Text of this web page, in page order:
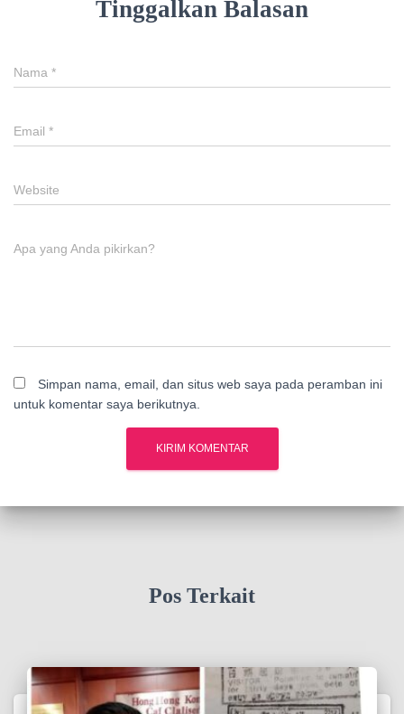
Tinggalkan Balasan
Nama *
Email *
Website
Apa yang Anda pikirkan?
Simpan nama, email, dan situs web saya pada peramban ini
untuk komentar saya berikutnya.
Pos Terkait